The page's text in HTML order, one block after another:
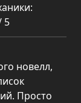
5
новелл,
Просто